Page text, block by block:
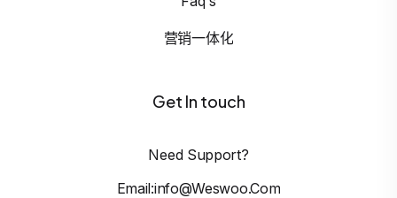
营销一体化
Get In touch
Need Support?
Email:info@weswoo.com